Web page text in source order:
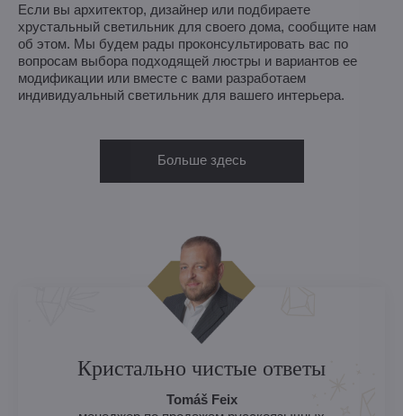
Если вы архитектор, дизайнер или подбираете
хрустальный светильник для своего дома, сообщите нам
об этом. Мы будем рады проконсультировать вас по
вопросам выбора подходящей люстры и вариантов ее
модификации или вместе с вами разработаем
индивидуальный светильник для вашего интерьера.
Больше здесь
Кристально чистые ответы
Tomáš Feix